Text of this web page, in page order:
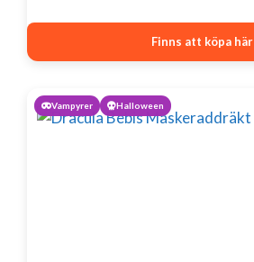
Finns att köpa här
Vampyrer Halloween